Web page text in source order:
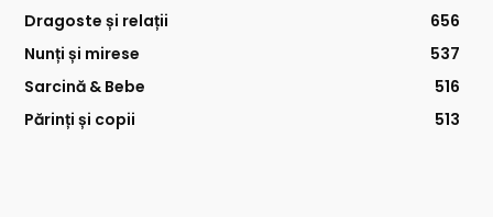
Dragoste și relații
656
Nunți și mirese
537
Sarcină & Bebe
516
Părinți și copii
513